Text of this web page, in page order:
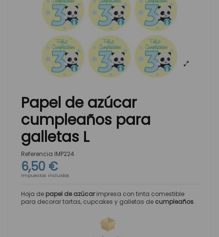
Papel de azúcar
cumpleaños para
galletas L
Referencia IMP224
6,50 €
Impuestos incluidos
Hoja de papel de azúcarimpresa con tinta comestible
para decorar tartas, cupcakes y galletas de cumpleaños.